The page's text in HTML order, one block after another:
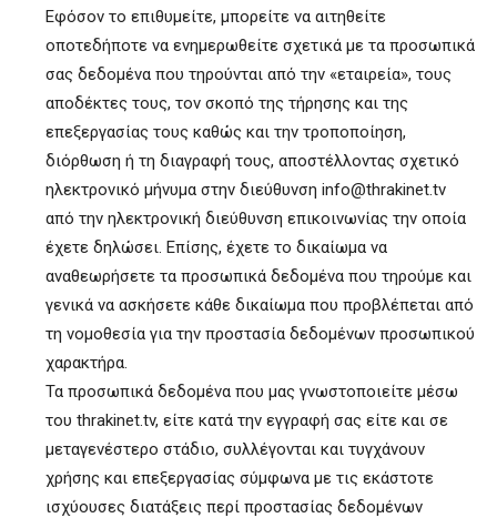
Εφόσον το επιθυμείτε, μπορείτε να αιτηθείτε
οποτεδήποτε να ενημερωθείτε σχετικά με τα προσωπικά
σας δεδομένα που τηρούνται από την «εταιρεία», τους
αποδέκτες τους, τον σκοπό της τήρησης και της
επεξεργασίας τους καθώς και την τροποποίηση,
διόρθωση ή τη διαγραφή τους, αποστέλλοντας σχετικό
ηλεκτρονικό μήνυμα στην διεύθυνση info@thrakinet.tv
από την ηλεκτρονική διεύθυνση επικοινωνίας την οποία
έχετε δηλώσει. Επίσης, έχετε το δικαίωμα να
αναθεωρήσετε τα προσωπικά δεδομένα που τηρούμε και
γενικά να ασκήσετε κάθε δικαίωμα που προβλέπεται από
τη νομοθεσία για την προστασία δεδομένων προσωπικού
χαρακτήρα.
Τα προσωπικά δεδομένα που μας γνωστοποιείτε μέσω
του thrakinet.tv, είτε κατά την εγγραφή σας είτε και σε
μεταγενέστερο στάδιο, συλλέγονται και τυγχάνουν
χρήσης και επεξεργασίας σύμφωνα με τις εκάστοτε
ισχύουσες διατάξεις περί προστασίας δεδομένων